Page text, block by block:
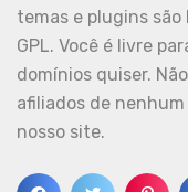
temas e plugins
GPL. Você é livre
domínios quiser.
afiliados de
nosso site.